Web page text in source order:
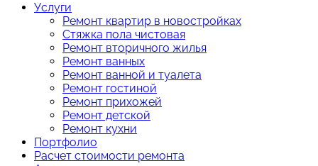
Услуги
Ремонт квартир в новостройках
Стяжка пола чистовая
Ремонт вторичного жилья
Ремонт ванных
Ремонт ванной и туалета
Ремонт гостиной
Ремонт прихожей
Ремонт детской
Ремонт кухни
Портфолио
Расчет стоимости ремонта